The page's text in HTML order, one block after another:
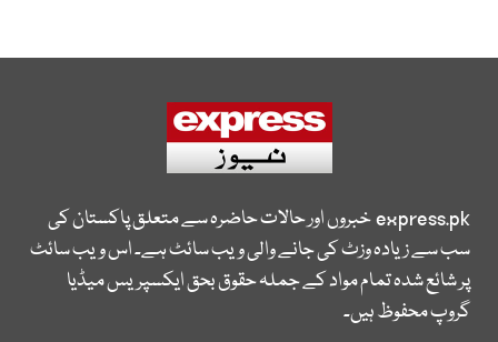
express.pkخبروں اور حالات حاضرہ سے متعلق پاکستان کی
سب سے زیادہ وزٹ کی جانے والی ویب سائٹ ہے۔ اس ویب سائٹ
پر شائع شدہ تمام مواد کے جملہ حقوق بحق ایکسپریس میڈیا
گروپ محفوظ ہیں۔